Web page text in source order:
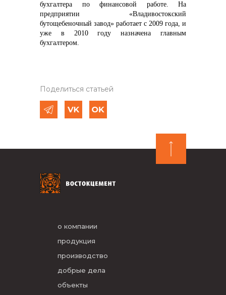
бухгалтера по финансовой работе. На
предприятии «Владивостокский
бутощебеночный завод» работает с 2009 года, и
уже в 2010 году назначена главным
бухгалтером.
Поделиться статьей
о компании
продукция
производство
добрые дела
объекты